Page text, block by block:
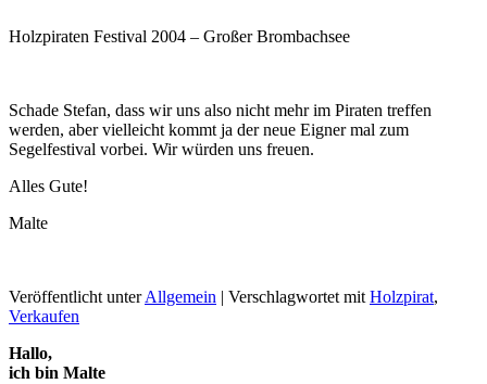
Holzpiraten Festival 2004 – Großer Brombachsee
Schade Stefan, dass wir uns also nicht mehr im Piraten treffen
werden, aber vielleicht kommt ja der neue Eigner mal zum
Segelfestival vorbei. Wir würden uns freuen.
Alles Gute!
Malte
Veröffentlicht unter Allgemein | Verschlagwortet mit Holzpirat,
Verkaufen
Hallo,
ich bin Malte